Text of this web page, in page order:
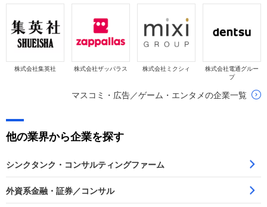
株式会社集英社 株式会社ザッパラス 株式会社ミクシィ
株式会社電通グルー
プ
マスコミ・広告／ゲーム・エンタメの企業一覧
他の業界から企業を探す
シンクタンク・コンサルティングファーム
外資系金融・証券／コンサル